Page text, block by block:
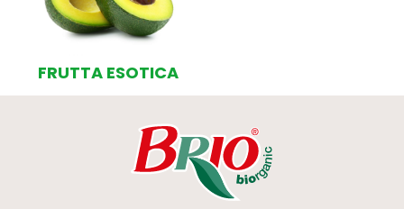
FRUTTA ESOTICA